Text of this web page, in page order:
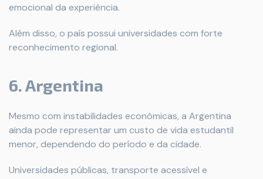
emocional da experiência.
Além disso, o país possui universidades com forte
reconhecimento regional.
6. Argentina
Mesmo com instabilidades econômicas, a Argentina
ainda pode representar um custo de vida estudantil
menor, dependendo do período e da cidade.
Universidades públicas, transporte acessível e